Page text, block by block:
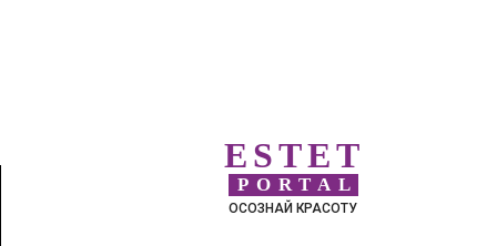
ESTET
PORTAL
ОСОЗНАЙ КРАСОТУ